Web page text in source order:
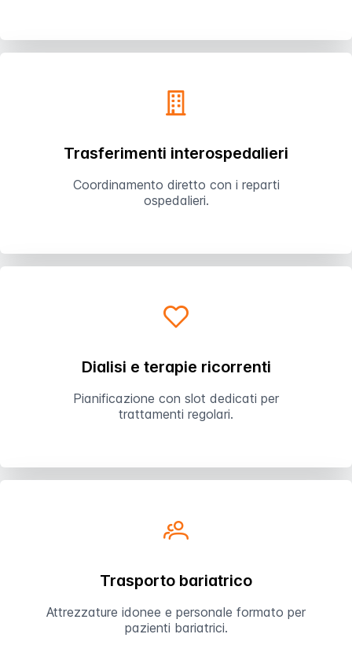
Trasferimenti interospedalieri
Coordinamento diretto con i reparti
ospedalieri.
Dialisi e terapie ricorrenti
Pianificazione con slot dedicati per
trattamenti regolari.
Trasporto bariatrico
Attrezzature idonee e personale formato per
pazienti bariatrici.